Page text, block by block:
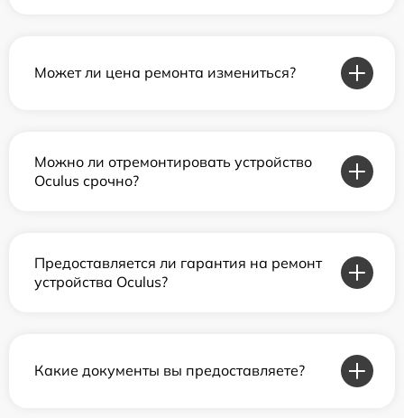
Может ли цена ремонта измениться?
Можно ли отремонтировать устройство
Oculus срочно?
Предоставляется ли гарантия на ремонт
устройства Oculus?
Какие документы вы предоставляете?